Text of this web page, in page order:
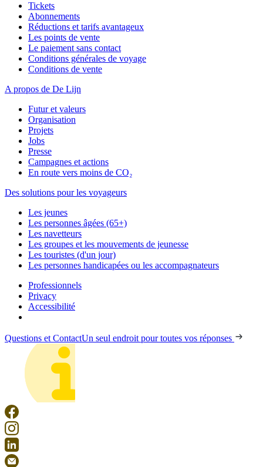
Tickets
Abonnements
Réductions et tarifs avantageux
Les points de vente
Le paiement sans contact
Conditions générales de voyage
Conditions de vente
A propos de De Lijn
Futur et valeurs
Organisation
Projets
Jobs
Presse
Campagnes et actions
En route vers moins de CO₂
Des solutions pour les voyageurs
Les jeunes
Les personnes âgées (65+)
Les navetteurs
Les groupes et les mouvements de jeunesse
Les touristes (d'un jour)
Les personnes handicapées ou les accompagnateurs
Professionnels
Privacy
Accessibilité
Questions et ContactUn seul endroit pour toutes vos réponses